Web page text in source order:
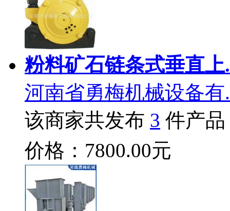
粉料矿石链条式垂直上
河南省勇梅机械设备有
该商家共发布 3 件产品
价格：7800.00元